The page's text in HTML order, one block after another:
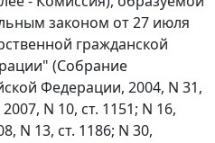
законом от 27 июля
гражданской
(Собрание
Федерации, 2004, N 31,
N 10, ст. 1151; N 16,
N 13, ст. 1186; N 30,